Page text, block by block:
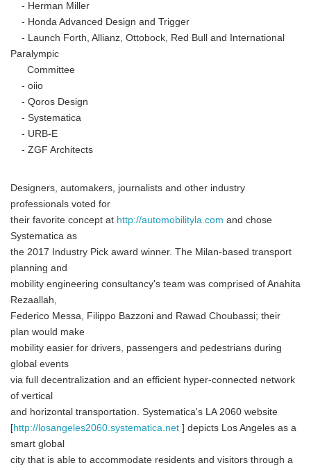
- Herman Miller
- Honda Advanced Design and Trigger
- Launch Forth, Allianz, Ottobock, Red Bull and International
Paralympic
Committee
- oiio
- Qoros Design
- Systematica
- URB-E
- ZGF Architects
Designers, automakers, journalists and other industry
professionals voted for
their favorite concept at http://automobilityla.com and chose
Systematica as
the 2017 Industry Pick award winner. The Milan-based transport
planning and
mobility engineering consultancy's team was comprised of Anahita
Rezaallah,
Federico Messa, Filippo Bazzoni and Rawad Choubassi; their
plan would make
mobility easier for drivers, passengers and pedestrians during
global events
via full decentralization and an efficient hyper-connected network
of vertical
and horizontal transportation. Systematica's LA 2060 website
[http://losangeles2060.systematica.net ] depicts Los Angeles as a
smart global
city that is able to accommodate residents and visitors through a